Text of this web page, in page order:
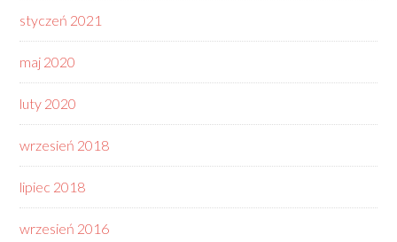
styczeń 2021
maj 2020
luty 2020
wrzesień 2018
lipiec 2018
wrzesień 2016